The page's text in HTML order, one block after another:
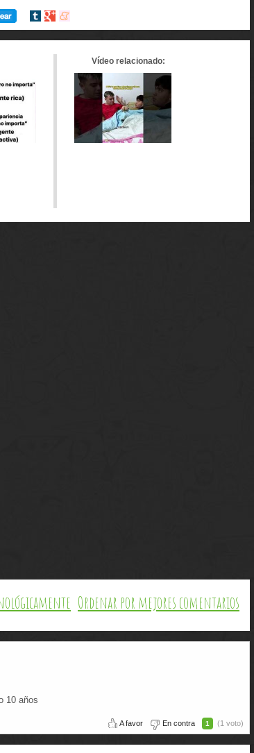
Compartir
Compartir
Compartir
Vídeo relacionado:
Ordenar por mejores comentarios
10 años
A favor En contra 1 (1 voto)